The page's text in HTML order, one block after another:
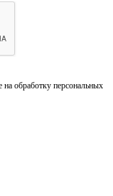
обработку персональных